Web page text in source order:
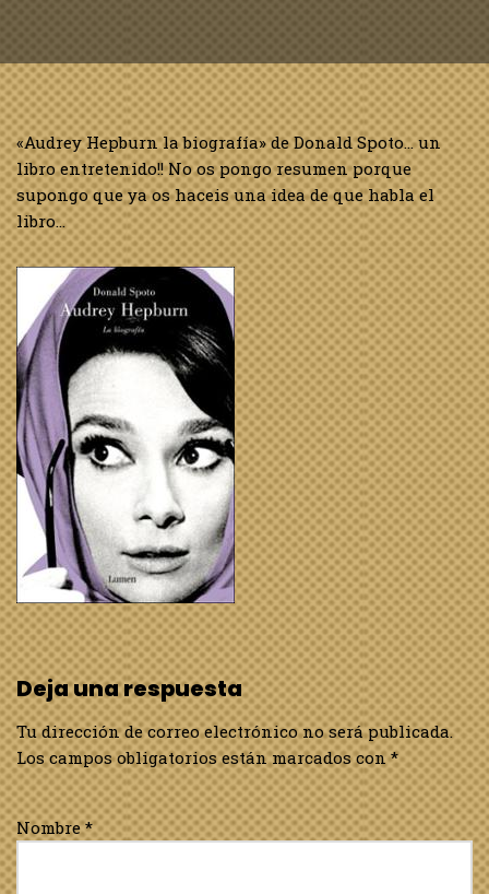
«Audrey Hepburn la biografía» de Donald Spoto… un
libro entretenido!! No os pongo resumen porque
supongo que ya os haceis una idea de que habla el
libro…
Deja una respuesta
Tu dirección de correo electrónico no será publicada.
Los campos obligatorios están marcados con*
Nombre*